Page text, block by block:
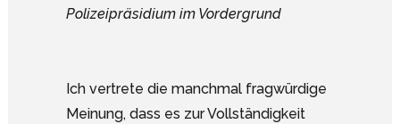
Polizeipräsidium im Vordergrund
Ich vertrete die manchmal fragwürdige
Meinung, dass es zur Vollständigkeit